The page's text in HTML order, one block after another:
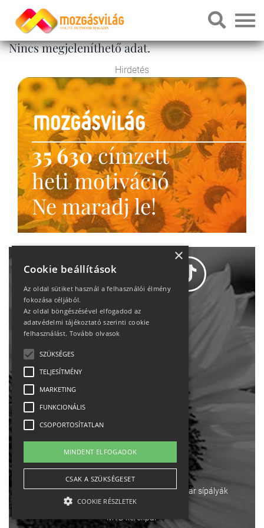
Nincs megjeleníthető adat.
Hirdetés
35 630címzett
heti motiváció
Ne maradj le!
Adatvédelem
Impresszum-kapcsolat
English
Ebike Osztrák sípályák Magyar sípályák
MTB kerékpár
×
Cookie beállítások
Az oldal sütiket használ a felhasználói élmény
fokozása céljából.
Az oldal böngészésével elfogadod az
adatvédelmi tájékoztató szerinti cookie
felhasználást. Tovább olvasok
SZÜKSÉGES
TELJESÍTMÉNY
MARKETING
FUNKCIONÁLIS
CSOPORTOSÍTATLAN
MINDENT ELFOGADOK
CSAK A SZÜKSÉGESET
COOKIE RÉSZLETEK